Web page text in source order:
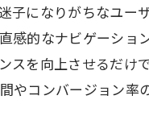
子になりがちなユー
感的なナビゲーショ
スを向上させるだけ
やコンバージョン率